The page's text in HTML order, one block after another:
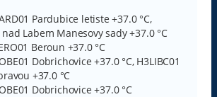
Pardubice letiste +37.0 °C,
Labem Manesovy sady +37.0 °C
Beroun +37.0 °C
Dobrichovice +37.0 °C, H3LIBC01
+37.0 °C
Dobrichovice +37.0 °C